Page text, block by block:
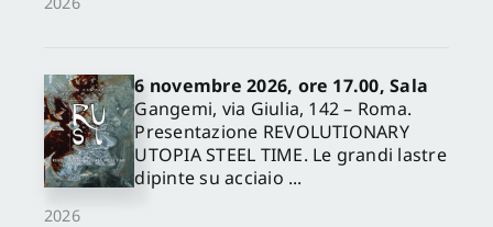
2026
6 novembre 2026, ore 17.00, Sala
Gangemi, via Giulia, 142 – Roma.
Presentazione REVOLUTIONARY
UTOPIA STEEL TIME. Le grandi lastre
dipinte su acciaio ...